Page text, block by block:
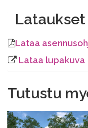
Lataukset
Lataa
Lataa lupakuva
Tutustu